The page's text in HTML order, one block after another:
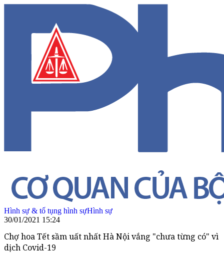
Hình sự & tố tụng hình sựHình sự
30/01/2021 15:24
Chợ hoa Tết sầm uất nhất Hà Nội vắng "chưa từng có" vì
dịch Covid-19